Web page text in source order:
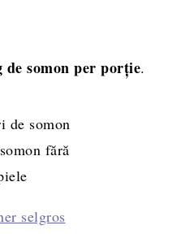
de somon per porție.
fără